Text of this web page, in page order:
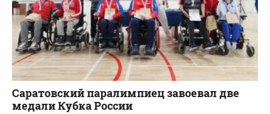
Саратовский паралимпиец завоевал две
медали Кубка России